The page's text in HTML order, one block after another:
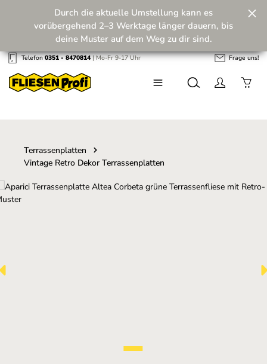
Zum Hauptinhalt springen
Zukunft! 💪
Durch die aktuelle Umstellung kann es
vorübergehend 2–3 Werktage länger dauern, bis
deine Muster auf dem Weg zu dir sind.
Telefon0351 - 8470814| Mo-Fr 9-17 Uhr Frage uns!
Terrassenplatten
Vintage Retro Dekor Terrassenplatten
Bildergalerie überspringen